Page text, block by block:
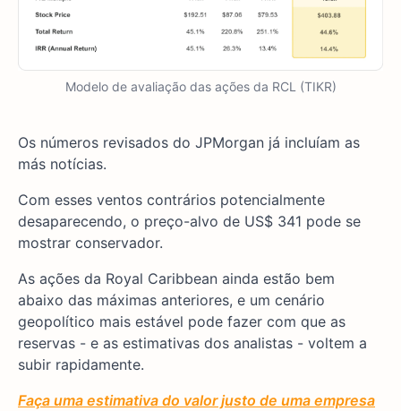
Modelo de avaliação das ações da RCL (TIKR)
Os números revisados do JPMorgan já incluíam as
más notícias.
Com esses ventos contrários potencialmente
desaparecendo, o preço-alvo de US$ 341 pode se
mostrar conservador.
As ações da Royal Caribbean ainda estão bem
abaixo das máximas anteriores, e um cenário
geopolítico mais estável pode fazer com que as
reservas - e as estimativas dos analistas - voltem a
subir rapidamente.
Faça uma estimativa do valor justo de uma empresa